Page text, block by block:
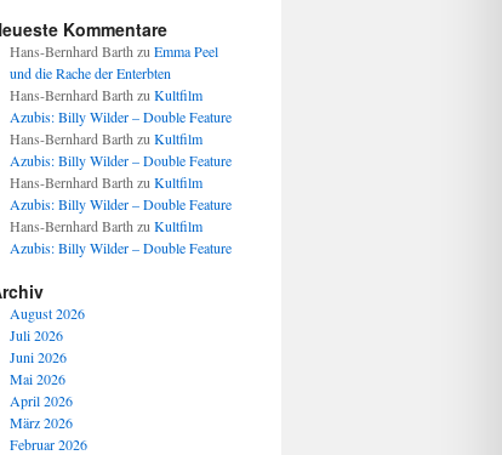
Kommentare
Hans-Bernhard Barth zu Emma Peel
und die Rache der Enterbten
Hans-Bernhard Barth zu Kultfilm
Azubis: Billy Wilder – Double Feature
Hans-Bernhard Barth zu Kultfilm
Azubis: Billy Wilder – Double Feature
Hans-Bernhard Barth zu Kultfilm
Azubis: Billy Wilder – Double Feature
Hans-Bernhard Barth zu Kultfilm
Azubis: Billy Wilder – Double Feature
August 2026
Juli 2026
Juni 2026
Mai 2026
April 2026
März 2026
Februar 2026